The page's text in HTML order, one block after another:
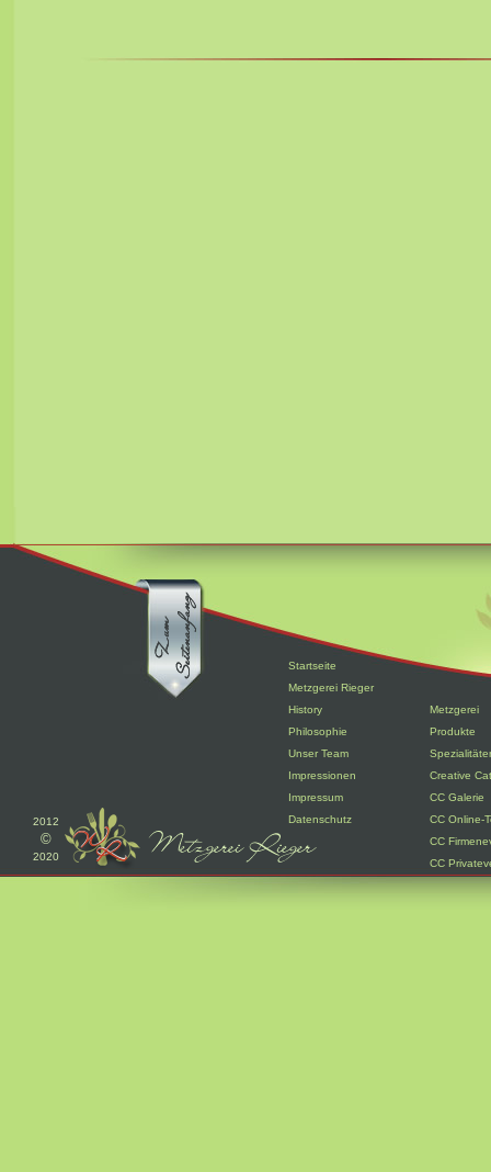
2012
©
2020
Startseite
Metzgerei Rieger
History
Metzgerei
Philosophie
Produkte
Unser Team
Impressionen
Creative
Impressum
CC Galerie
Datenschutz
CC Online-
CC
CC